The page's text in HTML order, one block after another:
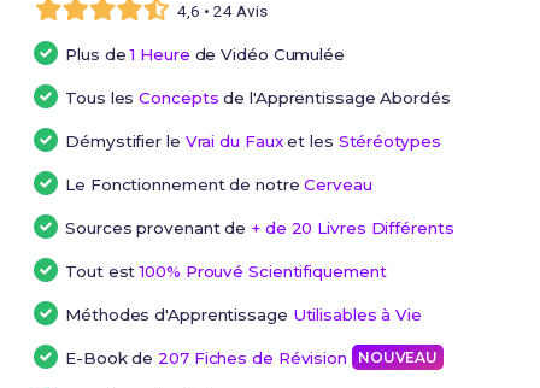
4,6 • 24 Avis
Plus de1 Heure de Vidéo Cumulée
Tous lesConcepts de l'Apprentissage Abordés
Démystifier le Vrai du Fauxet les Stéréotypes
Le Fonctionnement de notreCerveau
Sources provenant de + de 20 Livres Différents
Tout est100% Prouvé Scientifiquement
Méthodes d'Apprentissage Utilisables à Vie
E-Book de 207 Fiches de Révision NOUVEAU